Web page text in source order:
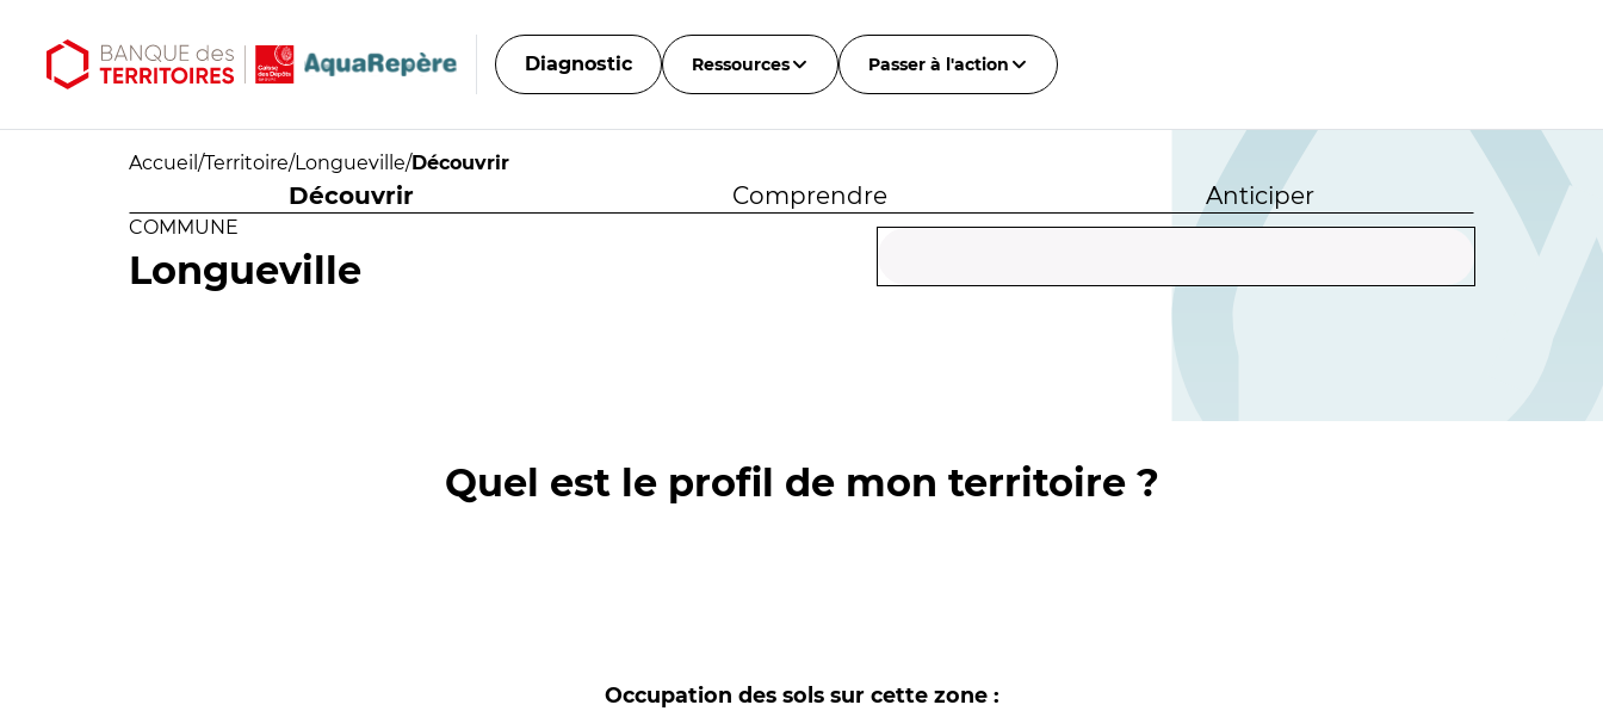
Diagnostic Ressources Passer à l'action
Accueil /Territoire/Longueville/Découvrir
Découvrir Comprendre Anticiper
COMMUNE
Longueville
Quel est le profil de mon territoire ?
Occupation des sols sur cette zone :